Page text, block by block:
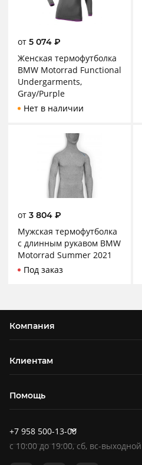
от 5 074 ₽
Женская термофутболка
BMW Motorrad Functional
Undergarments,
Gray/Purple
Нет в наличии
от 3 804 ₽
Мужская термофутболка
с длинным рукавом BMW
Motorrad Summer 2021
Под заказ
Компания
Клиентам
Помощь
+7 958 500-13-00
c10:00до19:00, сб, вс-выходной